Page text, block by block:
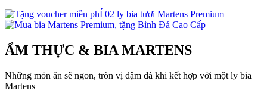
ẨM THỰC & BIA MARTENS
Những món ăn sẽ ngon, tròn vị đậm đà khi kết hợp với một ly bia
Martens